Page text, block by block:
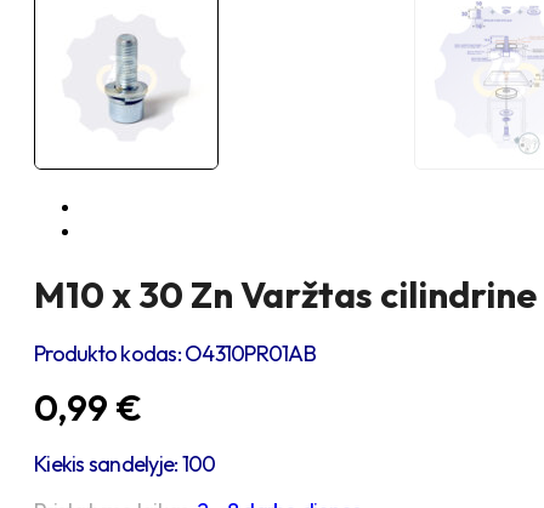
M10 x 30 Zn Varžtas
Produkto kodas:O4310PR01AB
0,99 €
Kiekis sandelyje: 100